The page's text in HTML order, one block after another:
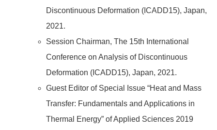
Discontinuous Deformation (ICADD15), Japan,
2021.
Session Chairman, The 15th International
Conference on Analysis of Discontinuous
Deformation (ICADD15), Japan, 2021.
Guest Editor of Special Issue “Heat and Mass
Transfer: Fundamentals and Applications in
Thermal Energy” of Applied Sciences 2019